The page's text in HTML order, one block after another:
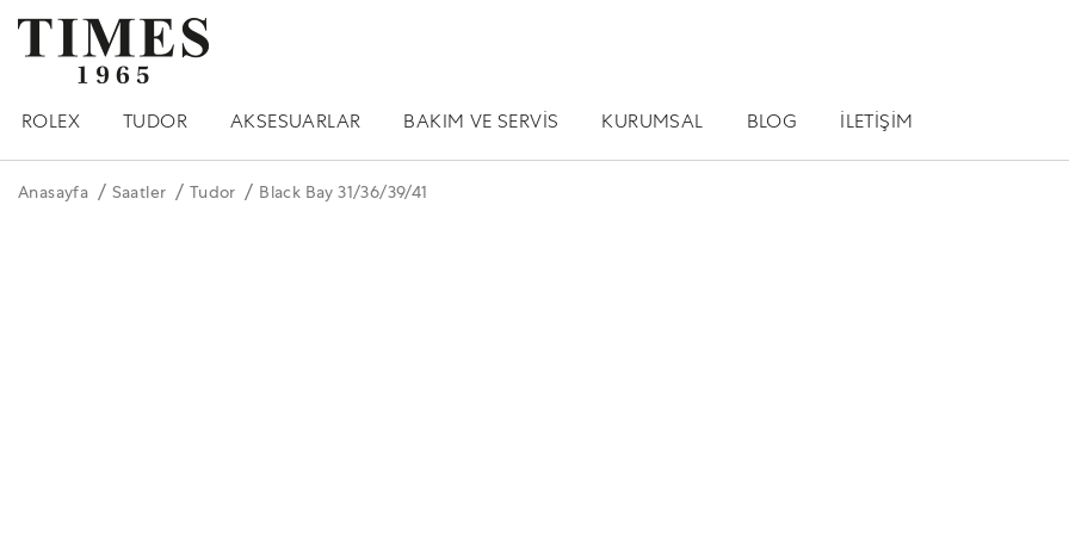
ROLEX TUDOR AKSESUARLAR BAKIM VE SERVİS KURUMSAL BLOG İLETİŞİM
Anasayfa Saatler Tudor Black Bay 31/36/39/41